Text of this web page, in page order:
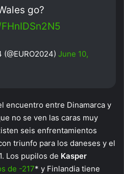
go?
June 10,
encuentro entre Dinamarca y
no se ven las caras muy
seis enfrentamientos
triunfo para los daneses y el
Los pupilos de Kasper
de -217* y Finlandia tiene